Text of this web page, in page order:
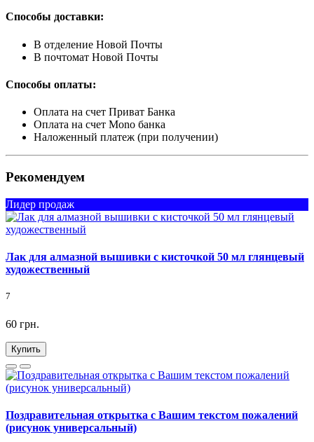
Способы доставки:
В отделение Новой Почты
В почтомат Новой Почты
Способы оплаты:
Оплата на счет Приват Банка
Оплата на счет Mono банка
Наложенный платеж (при получении)
Рекомендуем
Лидер продаж
Лак для алмазной вышивки с кисточкой 50 мл глянцевый
художественный
7
60 грн.
Купить
Поздравительная открытка с Вашим текстом пожалений
(рисунок универсальный)